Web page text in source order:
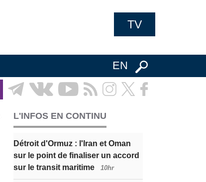
TV
EN
L'INFOS EN CONTINU
Détroit d'Ormuz : l'Iran et Oman
sur le point de finaliser un accord
sur le transit maritime
10hr